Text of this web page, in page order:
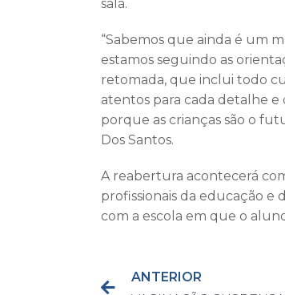
sala.
“Sabemos que ainda é um
estamos seguindo as
retomada, que inclui todo
atentos para cada detalhe
porque as crianças são o
Dos Santos.
A reabertura acontecerá
profissionais da educação e
com a escola em que o
ANTERIOR